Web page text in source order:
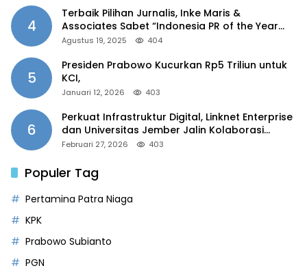
4
Terbaik Pilihan Jurnalis, Inke Maris &
Associates Sabet “Indonesia PR of the Year
2025”
Agustus 19, 2025 404
5
Presiden Prabowo Kucurkan Rp5 Triliun untuk
KCI,
Januari 12, 2026 403
6
Perkuat Infrastruktur Digital, Linknet Enterprise
dan Universitas Jember Jalin Kolaborasi
Smart Campus Berbasis AI
Februari 27, 2026 403
Populer Tag
Pertamina Patra Niaga
KPK
Prabowo Subianto
PGN